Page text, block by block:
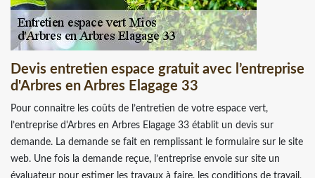
Devis entretien espace gratuit avec l’entreprise
d'Arbres en Arbres Elagage 33
Pour connaitre les coûts de l’entretien de votre espace vert,
l’entreprise d'Arbres en Arbres Elagage 33 établit un devis sur
demande. La demande se fait en remplissant le formulaire sur le site
web. Une fois la demande reçue, l’entreprise envoie sur site un
évaluateur pour estimer les travaux à faire, les conditions de travail,